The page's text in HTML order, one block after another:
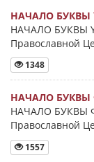
НАЧАЛО БУКВЫ
НАЧАЛО БУКВЫ
Православной
1348
НАЧАЛО БУКВЫ
НАЧАЛО БУКВЫ
Православной
1557